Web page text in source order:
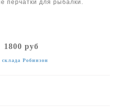
перчатки для рыбалки.
1800 руб
склада Робинзон